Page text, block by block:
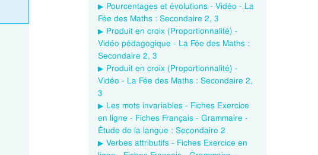
Pourcentages et évolutions - Vidéo - La
Fée des Maths : Secondaire 2, 3
Produit en croix (Proportionnalité) -
Vidéo pédagogique - La Fée des Maths :
Secondaire 2, 3
Produit en croix (Proportionnalité) -
Vidéo - La Fée des Maths : Secondaire 2,
3
Les mots invariables - Fiches Exercice
en ligne - Fiches Français - Grammaire -
Étude de la langue : Secondaire 2
Verbes attributifs - Fiches Exercice en